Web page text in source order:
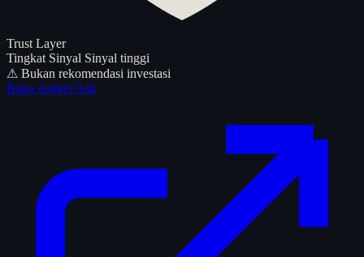
Trust Layer
Tingkat Sinyal Sinyal tinggi
⚠ Bukan rekomendasi investasi
Buka Artikel Asli